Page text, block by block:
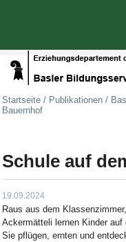
Startseite / Publikationen /
Bauernhof
Schule auf
19.09.2024
Raus aus dem
Ackermätteli lernen Kinder auf
Sie pflügen, ernten und